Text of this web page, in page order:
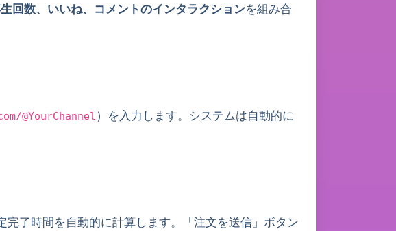
回数、いいね、コメントのインタラクションを組み合
@YourChannel）を入力します。システムは自動的に
完了時間を自動的に計算します。「注文を送信」ボタン